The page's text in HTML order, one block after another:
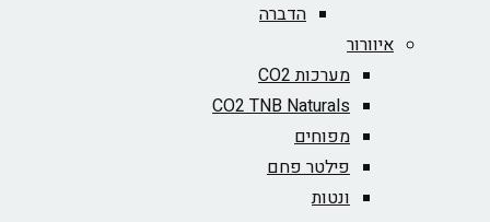
הדברה
איוורור
מערכות CO2
CO2 TNB Naturals
מפוחים
פילטר פחם
ונטות